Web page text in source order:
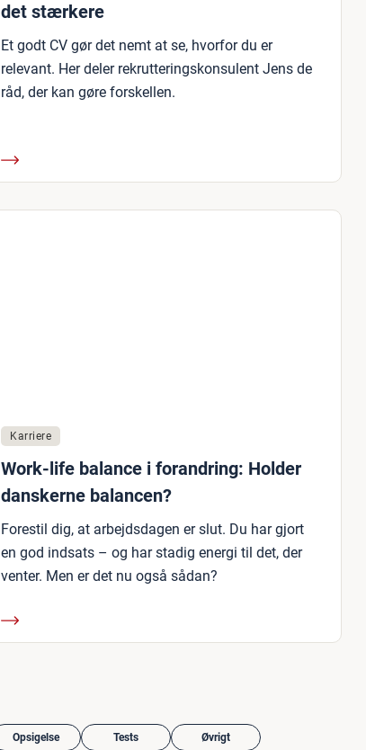
det stærkere
Et godt CV gør det nemt at se, hvorfor du er
relevant. Her deler rekrutteringskonsulent Jens de
råd, der kan gøre forskellen.
Karriere
Work-life balance i forandring: Holder
danskerne balancen?
Forestil dig, at arbejdsdagen er slut. Du har gjort
en god indsats – og har stadig energi til det, der
venter. Men er det nu også sådan?
Opsigelse Tests Øvrigt